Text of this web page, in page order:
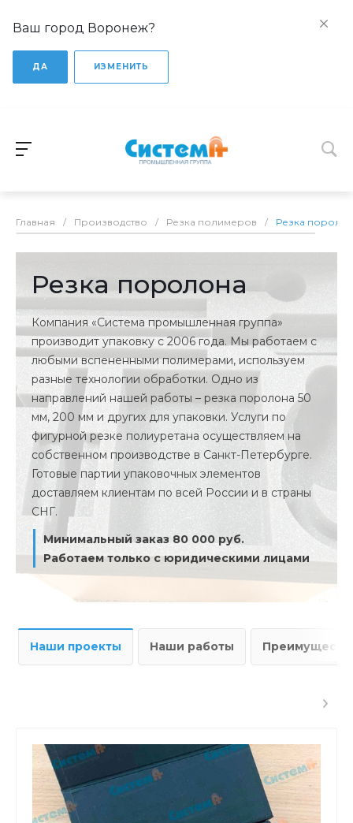
Ваш город Воронеж?
ДА ИЗМЕНИТЬ
Главная / Производство / Резка полимеров / Резка
Резка поролона
Компания «Система промышленная группа»
производит упаковку с 2006 года. Мы работаем с
любыми вспененными полимерами, используем
разные технологии обработки. Одно из
направлений нашей работы – резка поролона 50
мм, 200 мм и других для упаковки. Услуги по
фигурной резке полиуретана осуществляем на
собственном производстве в Санкт-Петербурге.
Готовые партии упаковочных элементов
доставляем клиентам по всей России и в страны
СНГ.
Минимальный заказ 80 000 руб.
Работаем только с юридическими лицами
Наши проекты Наши работы